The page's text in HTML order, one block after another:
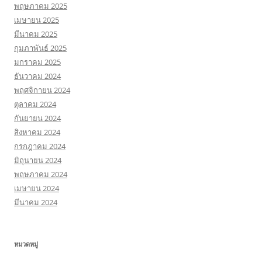
พฤษภาคม 2025
เมษายน 2025
มีนาคม 2025
กุมภาพันธ์ 2025
มกราคม 2025
ธันวาคม 2024
พฤศจิกายน 2024
ตุลาคม 2024
กันยายน 2024
สิงหาคม 2024
กรกฎาคม 2024
มิถุนายน 2024
พฤษภาคม 2024
เมษายน 2024
มีนาคม 2024
หมวดหมู่